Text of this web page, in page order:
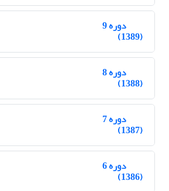
دوره 9
(1389)
دوره 8
(1388)
دوره 7
(1387)
دوره 6
(1386)